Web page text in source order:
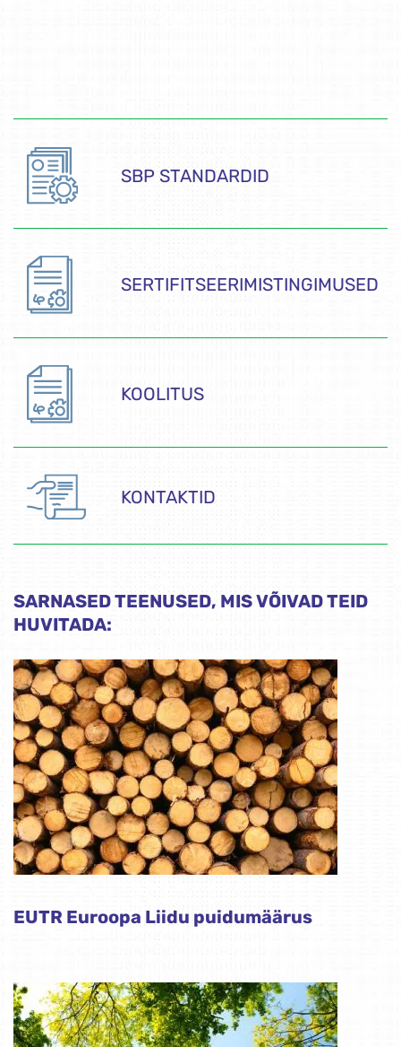
SBP STANDARDID
SERTIFITSEERIMISTINGIMUSED
KOOLITUS
KONTAKTID
SARNASED TEENUSED, MIS VÕIVAD TEID
HUVITADA:
EUTR Euroopa Liidu puidumäärus